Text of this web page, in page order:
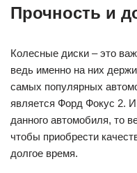
Прочность и
Колесные диски – это
ведь именно на них
самых популярных
является Форд Фокус 2.
данного автомобиля, то
чтобы приобрести
долгое время.